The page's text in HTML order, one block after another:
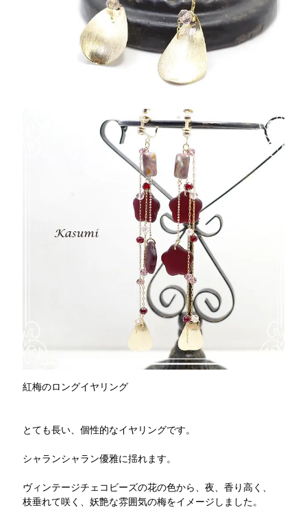
紅梅のロングイヤリング
とても長い、個性的なイヤリングです。
シャランシャラン優雅に揺れます。
ヴィンテージチェコビーズの花の色から、夜、香り高く、
枝垂れて咲く、妖艶な雰囲気の梅をイメージしました。